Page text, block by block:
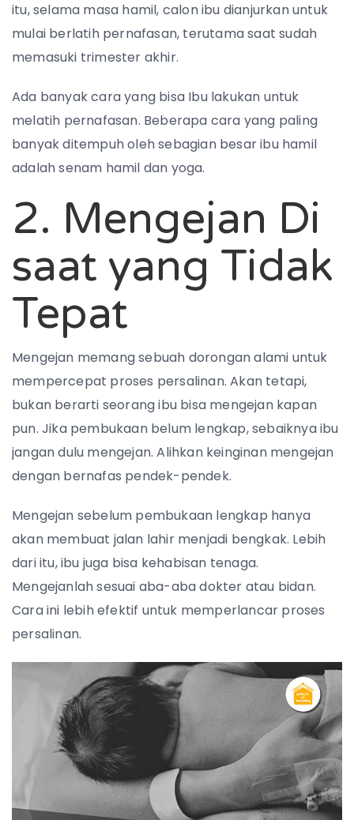
itu, selama masa hamil, calon ibu dianjurkan untuk
mulai berlatih pernafasan, terutama saat sudah
memasuki trimester akhir.
Ada banyak cara yang bisa Ibu lakukan untuk
melatih pernafasan. Beberapa cara yang paling
banyak ditempuh oleh sebagian besar ibu hamil
adalah senam hamil dan yoga.
2. Mengejan Di
saat yang Tidak
Tepat
Mengejan memang sebuah dorongan alami untuk
mempercepat proses persalinan. Akan tetapi,
bukan berarti seorang ibu bisa mengejan kapan
pun. Jika pembukaan belum lengkap, sebaiknya ibu
jangan dulu mengejan. Alihkan keinginan mengejan
dengan bernafas pendek-pendek.
Mengejan sebelum pembukaan lengkap hanya
akan membuat jalan lahir menjadi bengkak. Lebih
dari itu, ibu juga bisa kehabisan tenaga.
Mengejanlah sesuai aba-aba dokter atau bidan.
Cara ini lebih efektif untuk memperlancar proses
persalinan.